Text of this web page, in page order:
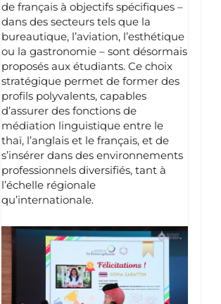
de français à objectifs spécifiques –
dans des secteurs tels que la
bureautique, l’aviation, l’esthétique
ou la gastronomie – sont désormais
proposés aux étudiants. Ce choix
stratégique permet de former des
profils polyvalents, capables
d’assurer des fonctions de
médiation linguistique entre le
thaï, l’anglais et le français, et de
s’insérer dans des environnements
professionnels diversifiés, tant à
l’échelle régionale
qu’internationale.